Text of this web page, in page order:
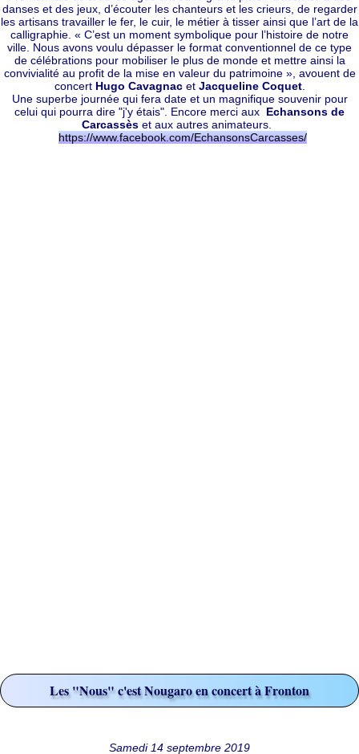
danses et des jeux, d’écouter les chanteurs et les crieurs, de regarder
les artisans travailler le fer, le cuir, le métier à tisser ainsi que l’art de la
calligraphie. « C’est un moment symbolique pour l’histoire de notre
ville. Nous avons voulu dépasser le format conventionnel de ce type
de célébrations pour mobiliser le plus de monde et mettre ainsi la
convivialité au profit de la mise en valeur du patrimoine », avouent de
concert Hugo Cavagnacet Jacqueline Coquet.
Une superbe journée qui fera date et un magnifique souvenir pour
celui qui pourra dire "j'y étais". Encore merci aux Echansons de
Carcassèset aux autres animateurs.
https://www.facebook.com/EchansonsCarcasses/
Les "Nous" c'est Nougaro en concert à Fronton
Samedi 14 septembre 2019